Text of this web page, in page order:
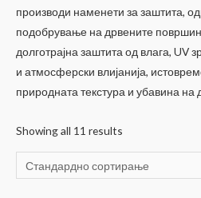
производи наменети за заштита,
подобрување на дрвените
долготрајна заштита од влага, UV
и атмосферски влијанија,
природната текстура и убавина на
Showing all 11 results